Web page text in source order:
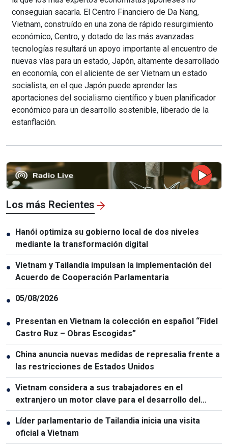
conseguian sacarla. El Centro Financiero de Da Nang,
Vietnam, construído en una zona de rápido resurgimiento
económico, Centro, y dotado de las más avanzadas
tecnologías resultará un apoyo importante al encuentro de
nuevas vías para un estado, Japón, altamente desarrollado
en economía, con el aliciente de ser Vietnam un estado
socialista, en el que Japón puede aprender las
aportaciones del socialismo científico y buen planificador
económico para un desarrollo sostenible, liberado de la
estanflación.
Los más Recientes
● Hanói optimiza su gobierno local de dos niveles
mediante la transformación digital
● Vietnam y Tailandia impulsan la implementación del
Acuerdo de Cooperación Parlamentaria
● 05/08/2026
● Presentan en Vietnam la colección en español “Fidel
Castro Ruz – Obras Escogidas”
● China anuncia nuevas medidas de represalia frente a
las restricciones de Estados Unidos
● Vietnam considera a sus trabajadores en el
extranjero un motor clave para el desarrollo del
capital humano
● Líder parlamentario de Tailandia inicia una visita
oficial a Vietnam